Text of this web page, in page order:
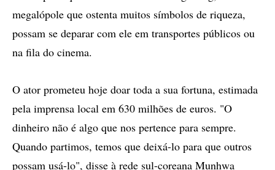
megalópole que ostenta muitos símbolos de riqueza,
possam se deparar com ele em transportes públicos ou
na fila do cinema.
O ator prometeu hoje doar toda a sua fortuna, estimada
pela imprensa local em 630 milhões de euros. "O
dinheiro não é algo que nos pertence para sempre.
Quando partimos, temos que deixá-lo para que outros
possam usá-lo", disse à rede sul-coreana Munhwa